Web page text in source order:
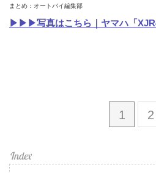
まとめ：オートバイ編集部
▶▶▶写真はこちら｜ヤマハ「
1 2